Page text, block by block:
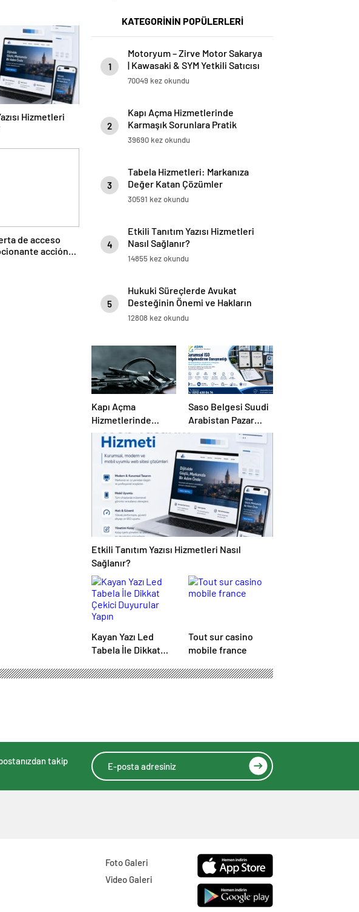
Hizmetleri
de acceso
acción
KATEGORİNİN POPÜLERLERİ
1
Motoryum – Zirve Motor Sakarya
| Kawasaki & SYM Yetkili Satıcısı
ve Servisi
70049 kez okundu
2
Kapı Açma Hizmetlerinde
Karmaşık Sorunlara Pratik
Çözümler
39690 kez okundu
3
Tabela Hizmetleri: Markanıza
Değer Katan Çözümler
30591 kez okundu
4
Etkili Tanıtım Yazısı Hizmetleri
Nasıl Sağlanır?
14855 kez okundu
5
Hukuki Süreçlerde Avukat
Desteğinin Önemi ve Hakların
Korunması
12808 kez okundu
Kapı Açma
Hizmetlerinde
Karmaşık Sorunlara
Pratik Çözümler
Saso Belgesi Suudi
Arabistan Pazar
Erişimini Sağlar
Etkili Tanıtım Yazısı Hizmetleri Nasıl
Sağlanır?
Kayan Yazı Led
Tabela İle Dikkat
Yapın
Tout sur casino
mobile france
takip
Foto Galeri
Video Galeri